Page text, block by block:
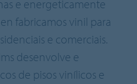
e energeticamente
fabricamos vinil para
e comerciais.
desenvolve e
de pisos vinílicos e